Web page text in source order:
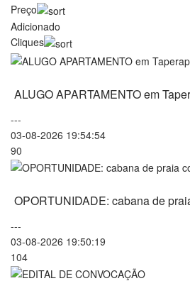
Preço
Adicionado
Cliques
ALUGO APARTAMENTO em
---
03-08-2026 19:54:54
90
OPORTUNIDADE: cabana de
---
03-08-2026 19:50:19
104